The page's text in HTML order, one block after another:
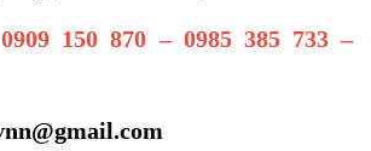
0909 150 870 – 0985 385 733 –